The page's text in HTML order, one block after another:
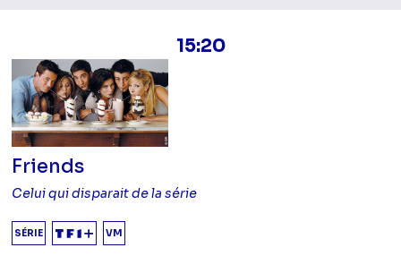
15:20
Friends
Celui qui disparait de la série
SÉRIE VM